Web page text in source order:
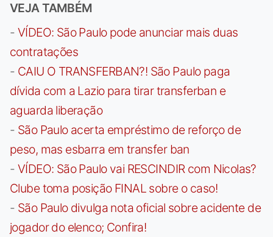
VEJA TAMBÉM
- VÍDEO: São Paulo pode anunciar mais duas
contratações
- CAIU O TRANSFERBAN?! São Paulo paga
dívida com a Lazio para tirar transferban e
aguarda liberação
- São Paulo acerta empréstimo de reforço de
peso, mas esbarra em transfer ban
- VÍDEO: São Paulo vai RESCINDIR com Nicolas?
Clube toma posição FINAL sobre o caso!
- São Paulo divulga nota oficial sobre acidente de
jogador do elenco; Confira!